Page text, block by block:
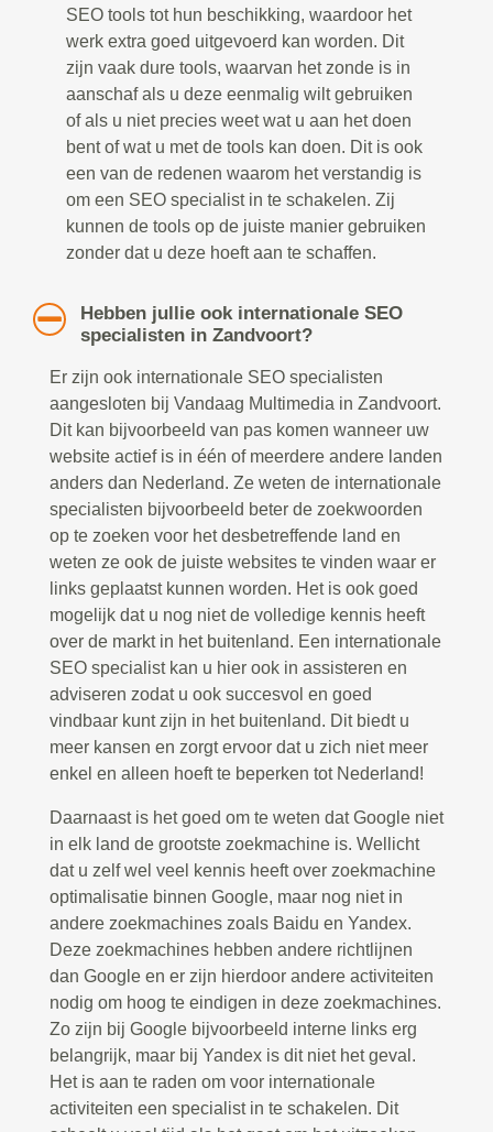
SEO tools tot hun beschikking, waardoor het
werk extra goed uitgevoerd kan worden. Dit
zijn vaak dure tools, waarvan het zonde is in
aanschaf als u deze eenmalig wilt gebruiken
of als u niet precies weet wat u aan het doen
bent of wat u met de tools kan doen. Dit is ook
een van de redenen waarom het verstandig is
om een SEO specialist in te schakelen. Zij
kunnen de tools op de juiste manier gebruiken
zonder dat u deze hoeft aan te schaffen.
Hebben jullie ook internationale SEO
specialisten in Zandvoort?
Er zijn ook internationale SEO specialisten
aangesloten bij Vandaag Multimedia in Zandvoort.
Dit kan bijvoorbeeld van pas komen wanneer uw
website actief is in één of meerdere andere landen
anders dan Nederland. Ze weten de internationale
specialisten bijvoorbeeld beter de zoekwoorden
op te zoeken voor het desbetreffende land en
weten ze ook de juiste websites te vinden waar er
links geplaatst kunnen worden. Het is ook goed
mogelijk dat u nog niet de volledige kennis heeft
over de markt in het buitenland. Een internationale
SEO specialist kan u hier ook in assisteren en
adviseren zodat u ook succesvol en goed
vindbaar kunt zijn in het buitenland. Dit biedt u
meer kansen en zorgt ervoor dat u zich niet meer
enkel en alleen hoeft te beperken tot Nederland!
Daarnaast is het goed om te weten dat Google niet
in elk land de grootste zoekmachine is. Wellicht
dat u zelf wel veel kennis heeft over zoekmachine
optimalisatie binnen Google, maar nog niet in
andere zoekmachines zoals Baidu en Yandex.
Deze zoekmachines hebben andere richtlijnen
dan Google en er zijn hierdoor andere activiteiten
nodig om hoog te eindigen in deze zoekmachines.
Zo zijn bij Google bijvoorbeeld interne links erg
belangrijk, maar bij Yandex is dit niet het geval.
Het is aan te raden om voor internationale
activiteiten een specialist in te schakelen. Dit